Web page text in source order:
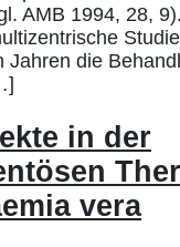
AMB 1994, 28,
Jahren die
in der
vera